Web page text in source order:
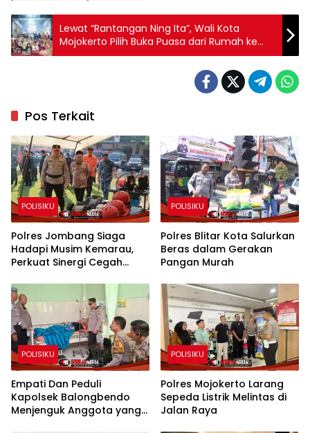
Lewat “Rantangan Ning Ita”, Wali Kota
Mojokerto Pilih Buka Puasa dari Rumah ke
Rumah
Pos Terkait
POLISIKU
Polres Jombang Siaga
Hadapi Musim Kemarau,
Perkuat Sinergi Cegah
POLISIKU
Polres Blitar Kota Salurkan
Beras dalam Gerakan
Pangan Murah
POLISIKU
Empati Dan Peduli
Kapolsek Balongbendo
Menjenguk Anggota yang
POLISIKU
Polres Mojokerto Larang
Sepeda Listrik Melintas di
Jalan Raya